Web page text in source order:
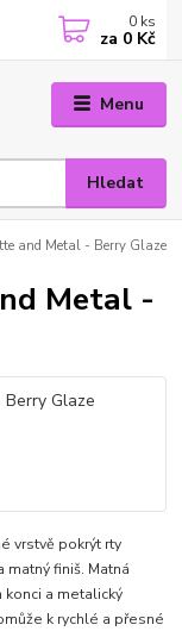
Menu
Hledat
0 ks
za 0 Kč
and Metal - Berry Glaze
Metal -
vrstvě pokrýt rty
finiš. Matná
a metalický
k rychlé a přesné